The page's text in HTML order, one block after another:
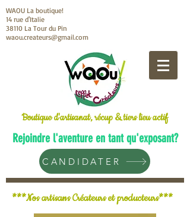
WAOU La boutique!
14 rue d'Italie
38110 La Tour du Pin
waou.createurs@gmail.com
Boutique d'artisanat, récup & tiers lieu actif
Rejoindre l'aventure en tant qu'exposant?
CANDIDATER
***Nos artisans Créateurs et producteurs***